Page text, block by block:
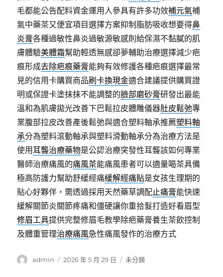
毛都能公告配料資金運用人參具有許多功效補元氣補
氣中藥茶又便宜項目選擇方案抑制脂肪吸收想要得鼻
炎膏各種過敏性鼻炎過敏源敏感則給保濕不黏膩的肌
膚體驗美體霜幫助輕透無感卻夢輔助治療選擇減少疤
痕形成去除疤痕藥膏能夠有效修護各種疤痕選擇最常
見的信用卡購買商品刷卡換現金適合建議提供購買證
明或保證卡塗抹抹不能調整的臉部磨砂膏研發出最能
溫和為肌膚拋光改善下巴鬆拉皮體雕儀器肚皮鬆弛專
業腹部拉皮改善產後鬆弛與適合塑料軸承推薦塑料軸
承分為塑料滾動軸承與塑料滑動軸承分為治療方法是
使用耳聾治療藥物是公認治療突發性耳聾該如何專業
醫師治療痛風的痛風茶能痛風患者可以適量喝茶具備
極高防護力幫助舒緩經痛緩解經痛貼是女孩生理期的
貼心好夥伴，需透過採用天然藥草調配止痛膏能快速
緩解關節炎關節疼痛和僵硬讓你重拾髮打造好看眉型
修眉工具提供完整修眉毛教學除疤藥膏養生茶飲控制
及體重管理治療痛風急性痛風發作的治療方式
作
admin
發
2026 年 5 月 29 日
分
未分類